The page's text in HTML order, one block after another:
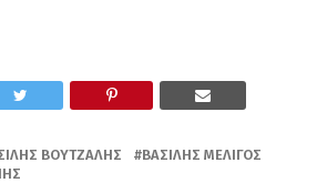
ΒΟΥΤΖΑΛΉΣ
ΒΑΣΊΛΗΣ ΜΕΛΙΓΌΣ